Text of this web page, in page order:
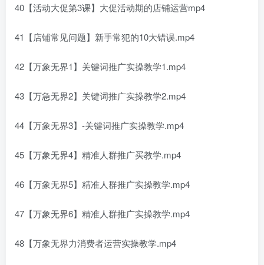
40【活动大促第3课】大促活动期的店铺运营mp4
41【店铺常见问题】新手常犯的10大错误.mp4
42【万象无界1】关键词推广实操教学1.mp4
43【万急无界2】关键词推广实操教学2.mp4
44【万象无界3】-关键词推广实操教学.mp4
45【万象无界4】精准人群推广买教学.mp4
46【万象无界5】精准人群推广实操教学.mp4
47【万象无界6】精准人群推广实操教学.mp4
48【万象无界力消费者运营实操教学.mp4